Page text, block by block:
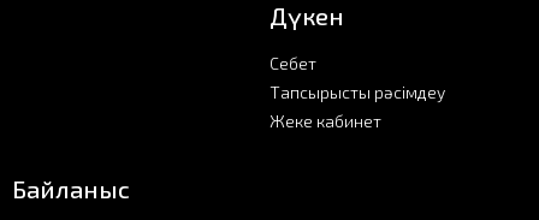
Дүкен
Себет
Тапсырысты рәсімдеу
Жеке кабинет
Байланыс